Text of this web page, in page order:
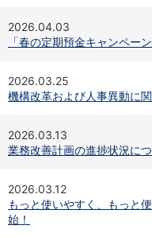
アプリ
イオン銀行PayB
イオングループアプリ
AEON Pay
支払・入金・サービス
AEON Pay
口座振替サービス
自動入金サービス
2026.04.03
「春の定期預金キャンペー
2026.03.25
機構改革および人事異動に
2026.03.13
業務改善計画の進捗状況に
2026.03.12
もっと使いやすく、もっと
始！